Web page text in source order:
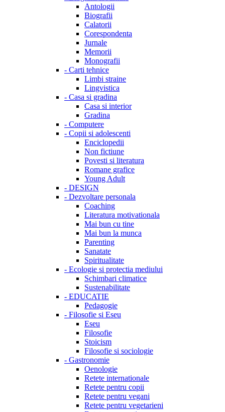
Antologii
Biografii
Calatorii
Corespondenta
Jurnale
Memorii
Monografii
- Carti tehnice
Limbi straine
Lingvistica
- Casa si gradina
Casa si interior
Gradina
- Computere
- Copii si adolescenti
Enciclopedii
Non fictiune
Povesti si literatura
Romane grafice
Young Adult
- DESIGN
- Dezvoltare personala
Coaching
Literatura motivationala
Mai bun cu tine
Mai bun la munca
Parenting
Sanatate
Spiritualitate
- Ecologie si protectia mediului
Schimbari climatice
Sustenabilitate
- EDUCATIE
Pedagogie
- Filosofie si Eseu
Eseu
Filosofie
Stoicism
Filosofie si sociologie
- Gastronomie
Oenologie
Retete internationale
Retete pentru copii
Retete pentru vegani
Retete pentru vegetarieni